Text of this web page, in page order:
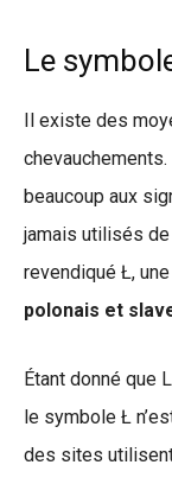
Le
Il existe des
beaucoup aux
jamais utilisés
revendiqué Ł,
polonais et
Étant donné que
le symbole Ł
des sites